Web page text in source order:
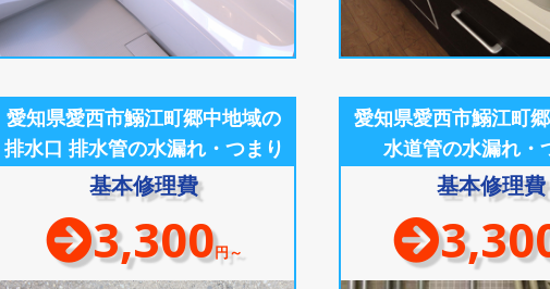
愛知県愛西市鰯江町郷中地域の
排水口 排水管の水漏れ・つまり
基本修理費
3,300円～
愛知県愛西市鰯江町
水道管の水漏れ・
基本修理費